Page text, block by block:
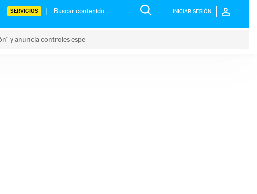
SERVICIOS INICIAR SESIÓN
y anuncia controles espe